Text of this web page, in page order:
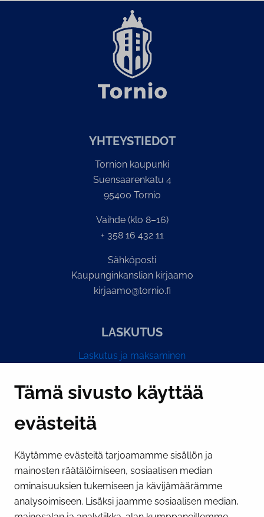
Tämä sivusto käyttää
evästeitä
Käytämme evästeitä tarjoamamme sisällön ja
mainosten räätälöimiseen, sosiaalisen median
ominaisuuksien tukemiseen ja kävijämäärämme
analysoimiseen. Lisäksi jaamme sosiaalisen median,
YH­TEYS­TIE­DOT
Tornion kaupunki
Suensaarenkatu 4
95400 Tornio
Vaihde (klo 8–16)
+ 358 16 432 11
Sähköposti
Kaupunginkanslian kirjaamo
kirjaamo@tornio.fi
LASKUTUS
Laskutus ja maksaminen
PI­KA­LINK­KE­JÄ
Näytä evästeasetukseni
SOSIAALINEN MEDIA
Facebook InstagramYouTube